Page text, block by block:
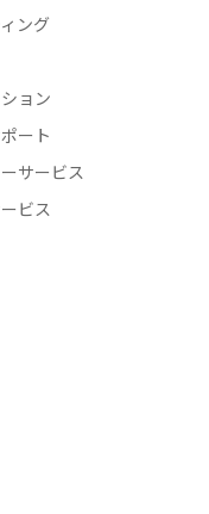
ング
ョン
ート
サービス
ビス